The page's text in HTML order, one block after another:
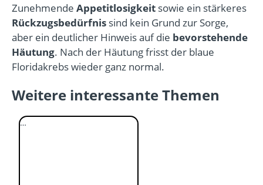
Zunehmende Appetitlosigkeit sowie ein stärkeres
Rückzugsbedürfnis sind kein Grund zur Sorge,
aber ein deutlicher Hinweis auf die bevorstehende
Häutung. Nach der Häutung frisst der blaue
Floridakrebs wieder ganz normal.
Weitere interessante Themen
…